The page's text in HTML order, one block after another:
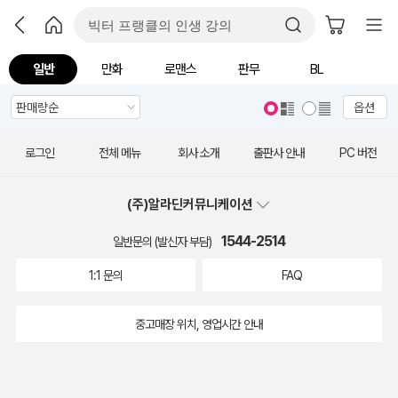
일반 만화 로맨스 판무 BL
옵션
로그인 전체 메뉴 회사 소개 출판사 안내 PC 버전
(주)알라딘커뮤니케이션
일반문의 (발신자 부담) 1544-2514
1:1 문의 FAQ
중고매장 위치, 영업시간 안내